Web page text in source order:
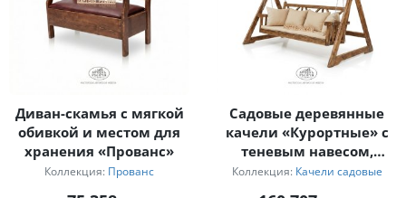
Диван-скамья с мягкой
обивкой и местом для
хранения «Прованс»
Коллекция: Прованс
Садовые деревянные
качели «Курортные» с
теневым навесом,
матрасом и подушками
Коллекция: Качели садовые